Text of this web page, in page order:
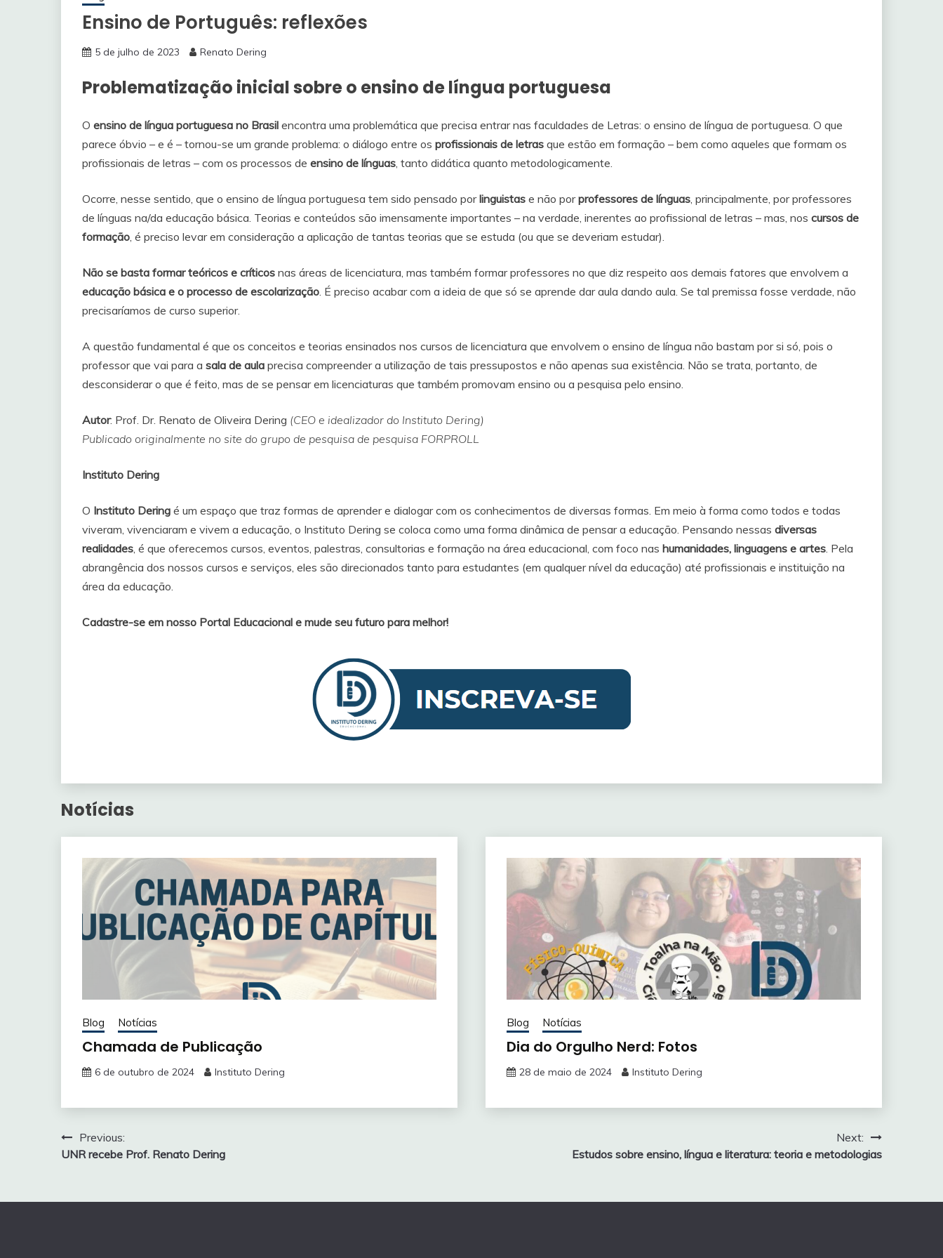
Ensino de Português: reflexões
5 de julho de 2023 Renato Dering
Problematização inicial sobre o ensino de língua portuguesa
O ensino de língua portuguesa no Brasil encontra uma problemática que precisa entrar nas faculdades de Letras: o ensino de língua de portuguesa. O que
parece óbvio – e é – tornou-se um grande problema: o diálogo entre os profissionais de letras que estão em formação – bem como aqueles que formam os
profissionais de letras – com os processos de ensino de línguas , tanto didática quanto metodologicamente.
Ocorre, nesse sentido, que o ensino de língua portuguesa tem sido pensado porlinguistas e não porprofessores de línguas , principalmente, por professores
de línguas na/da educação básica. Teorias e conteúdos são imensamente importantes – na verdade, inerentes ao profissional de letras – mas, nos cursos de
formação , é preciso levar em consideração a aplicação de tantas teorias que se estuda (ou que se deveriam estudar).
Não se basta formar teóricos e críticos nas áreas de licenciatura, mas também formar professores no que diz respeito aos demais fatores que envolvem a
educação básica e o processo de escolarização . É preciso acabar com a ideia de que só se aprende dar aula dando aula. Se tal premissa fosse verdade, não
precisaríamos de curso superior.
A questão fundamental é que os conceitos e teorias ensinados nos cursos de licenciatura que envolvem o ensino de língua não bastam por si só, pois o
professor que vai para a sala de aula precisa compreender a utilização de tais pressupostos e não apenas sua existência. Não se trata, portanto, de
desconsiderar o que é feito, mas de se pensar em licenciaturas que também promovam ensino ou a pesquisa pelo ensino.
Autor: Prof. Dr. Renato de Oliveira Dering (CEO e idealizador do Instituto Dering)
Publicado originalmente no site do grupo de pesquisa de pesquisa FORPROLL
Instituto Dering
O Instituto Dering é um espaço que traz formas de aprender e dialogar com os conhecimentos de diversas formas. Em meio à forma como todos e todas
viveram, vivenciaram e vivem a educação, o Instituto Dering se coloca como uma forma dinâmica de pensar a educação. Pensando nessas diversas
realidades , é que oferecemos cursos, eventos, palestras, consultorias e formação na área educacional, com foco nas humanidades, linguagens e artes . Pela
abrangência dos nossos cursos e serviços, eles são direcionados tanto para estudantes (em qualquer nível da educação) até profissionais e instituição na
área da educação.
Cadastre-se em nosso Portal Educacional e mude seu futuro para melhor!
Notícias
Blog Notícias
Chamada de Publicação
6 de outubro de 2024 Instituto Dering
Blog Notícias
Dia do Orgulho Nerd: Fotos
28 de maio de 2024 Instituto Dering
Navegação
de
Previous:
UNR recebe Prof. Renato Dering
Next:
Estudos sobre ensino, língua e literatura: teoria e metodologias